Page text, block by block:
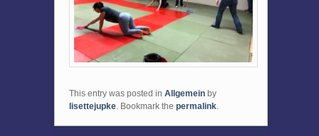
This entry was posted in Allgemeinby
lisettejupke. Bookmark the permalink.